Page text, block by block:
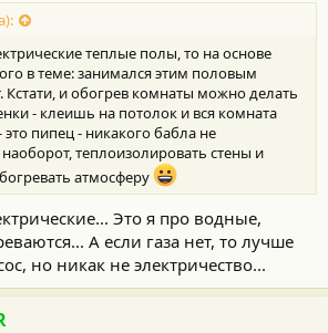
теплые полы, то на основе
в теме: занимался этим половым
Кстати, и обогрев комнаты можно делать
- клеишь на потолок и вся комната
пипец - никакого бабла не
теплоизолировать стены и
атмосферу
Это я про водные,
А если газа нет, то лучше
но никак не электричество...